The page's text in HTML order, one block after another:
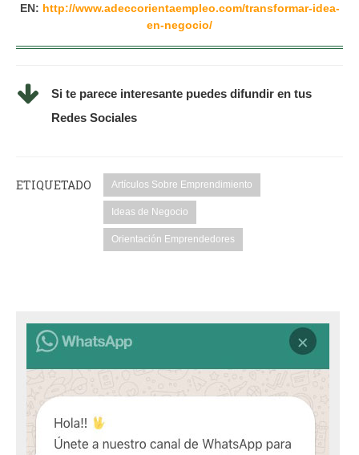
EN: http://www.adeccorientaempleo.com/transformar-idea-
en-negocio/
Si te parece interesante puedes difundir en tus
Redes Sociales
ETIQUETADO Artículos Sobre Emprendimiento
Ideas de Negocio
Orientación Emprendedores